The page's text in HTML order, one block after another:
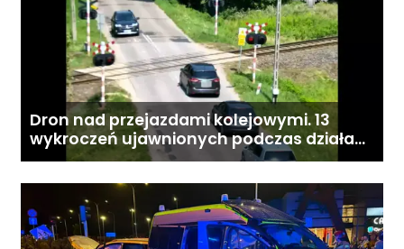
Dron nad przejazdami kolejowymi. 13
wykroczeń ujawnionych podczas działań
„Bezpieczny przejazd kolejowy”